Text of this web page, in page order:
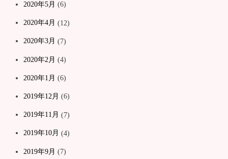
2020年5月 (6)
2020年4月 (12)
2020年3月 (7)
2020年2月 (4)
2020年1月 (6)
2019年12月 (6)
2019年11月 (7)
2019年10月 (4)
2019年9月 (7)